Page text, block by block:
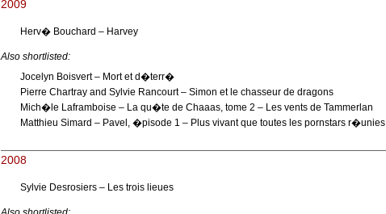
2009
Herv� Bouchard – Harvey
Also shortlisted:
Jocelyn Boisvert – Mort et d�terr�
Pierre Chartray and Sylvie Rancourt – Simon et le chasseur de dragons
Mich�le Laframboise – La qu�te de Chaaas, tome 2 – Les vents de Tammerlan
Matthieu Simard – Pavel, �pisode 1 – Plus vivant que toutes les pornstars r�unies
2008
Sylvie Desrosiers – Les trois lieues